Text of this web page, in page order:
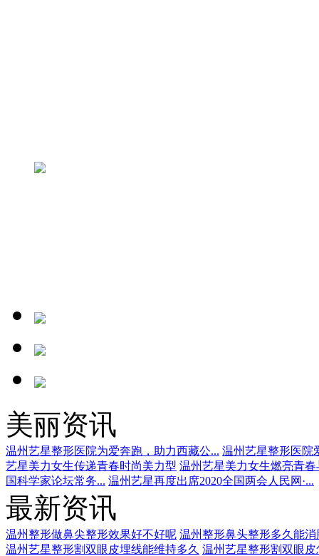
美丽资讯
温州艺星整形医院为爱奔跑，助力西藏公... 温州艺星整形医院
艺星美力女生传递青春时尚美力型 温州艺星美力女生燃亮青春
国科学家论坛常务... 温州艺星再度出席2020全国两会人民网·...
最新资讯
温州整形做鼻尖整形效果好不好呢 温州整形鼻头整形多久能消
温州艺星整形割双眼皮埋线能维持多久 温州艺星整形割双眼皮